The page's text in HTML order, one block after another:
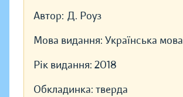
Автор: Д. Роуз
Мова видання: Українська мова
Рік видання: 2018
Обкладинка: тверда